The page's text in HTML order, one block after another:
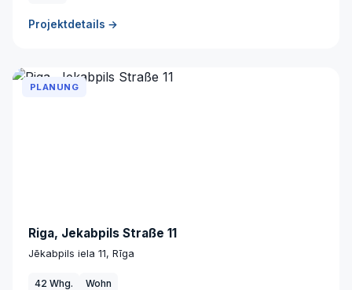
Projektdetails →
PLANUNG
Riga, Jekabpils Straße 11
Jēkabpils iela 11, Rīga
42 Whg. Wohn